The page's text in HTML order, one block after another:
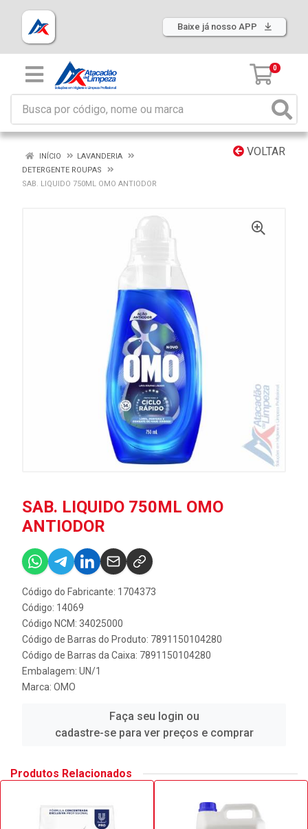
Baixe já nosso APP
0
VOLTAR
INÍCIO
LAVANDERIA
DETERGENTE ROUPAS
SAB. LIQUIDO 750ML OMO ANTIODOR
SAB. LIQUIDO 750ML OMO
ANTIODOR
Código do Fabricante: 1704373
Código: 14069
Código NCM: 34025000
Código de Barras do Produto: 7891150104280
Código de Barras da Caixa: 7891150104280
Embalagem: UN/1
Marca: OMO
Faça seu login ou
cadastre-se para ver preços e comprar
Produtos Relacionados